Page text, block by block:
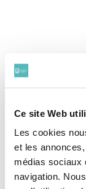
Ce site Web
Les cookies
et les
médias sociaux
navigation.